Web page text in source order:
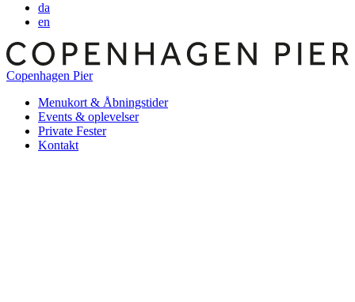
da
en
Copenhagen Pier
Menukort & Åbningstider
Events & oplevelser
Private Fester
Kontakt